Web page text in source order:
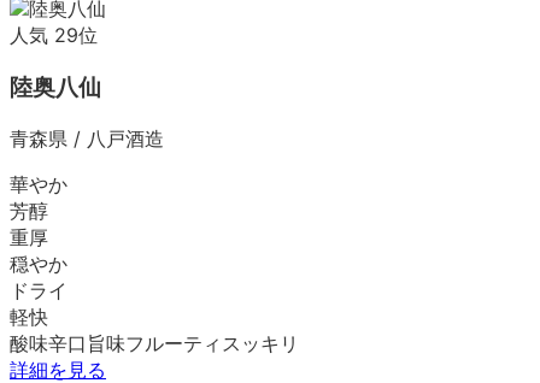
人気 29位
陸奥八仙
青森県 / 八戸酒造
華やか
芳醇
重厚
穏やか
ドライ
軽快
酸味辛口 旨味フルーティ スッキリ
詳細を見る